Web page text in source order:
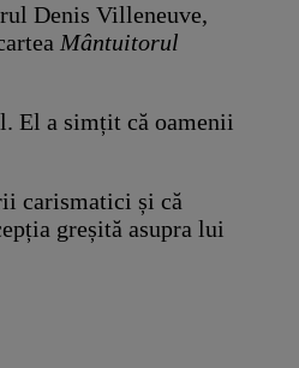
Denis Villeneuve,
Mântuitorul
El a simțit că oamenii
carismatici și că
greșită asupra lui